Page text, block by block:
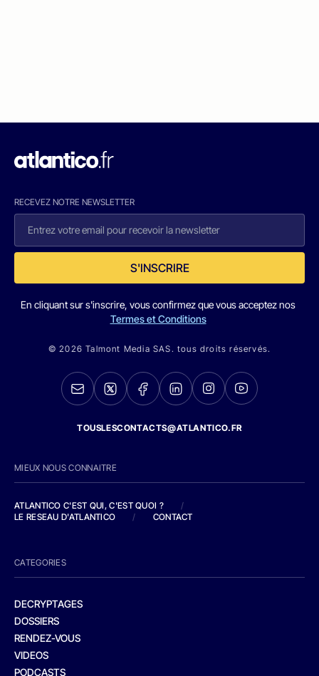
RECEVEZ NOTRE NEWSLETTER
S'INSCRIRE
En cliquant sur s'inscrire, vous confirmez que vous acceptez nos
Termes et Conditions
© 2026 Talmont Media SAS. tous droits réservés.
TOUSLESCONTACTS@ATLANTICO.FR
MIEUX NOUS CONNAITRE
ATLANTICO C'EST QUI, C'EST QUOI ?
/
LE RESEAU D'ATLANTICO
/ CONTACT
CATEGORIES
DECRYPTAGES
DOSSIERS
RENDEZ-VOUS
VIDEOS
PODCASTS